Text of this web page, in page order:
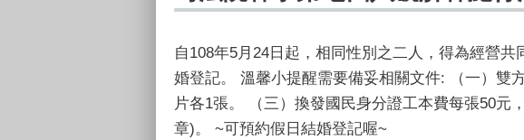
自108年5月24日起，相同性別之二人，得為經營
婚登記。 溫馨小提醒需要備妥相關文件: （一）雙
片各1張。 （三）換發國民身分證工本費每張50元
章)。 ~可預約假日結婚登記喔~